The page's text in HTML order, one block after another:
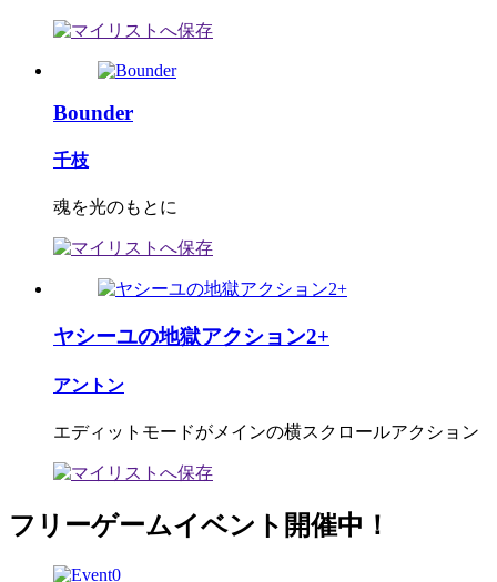
Bounder
千枝
魂を光のもとに
ヤシーユの地獄アクション2+
アントン
エディットモードがメインの横スクロールアクション
フリーゲームイベント開催中！